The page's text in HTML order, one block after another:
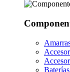
Baterías